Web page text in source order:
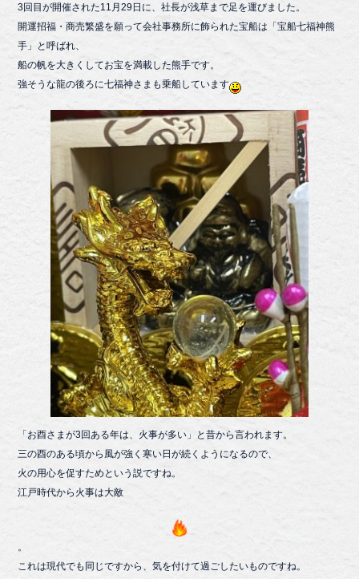
3回目が開催された11月29日に、社長が浅草まで足を運びました。
開運招福・商売繁盛を願って会社事務所に飾られた宝船は「宝船七福神熊
手」と呼ばれ、
船の帆を大きくしてお宝を満載した熊手です。
強そうな龍の後ろに七福神さまも乗船しています
「お酉さまが3回ある年は、火事が多い」と昔から言われます。
三の酉のある頃から風が強く寒い日が続くようになるので、
火の用心を促すためという説ですね。
江戸時代から火事は大敵
。
これは現代でも同じですから、気を付けて過ごしたいものですね。